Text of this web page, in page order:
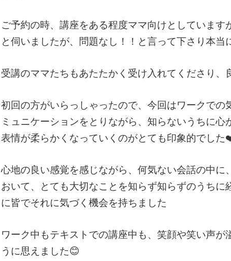
ご予約の時、講座をある程度ママ向けとしています
と伺いましたが、問題なし！！と言って下さり本当
受講のママたちもあたたかく受け入れてくださり、
初回の方がいらっしゃったので、今回はワークでの
ミュニケーションをとりながら、知らないうちに
表情が柔らかくなっていくのがとても印象的でし
心地の良い感覚を感じながら、何気ない会話の中に
おいて、とても大切なことを知らず知らずのうちに
に皆でそれに気づく機会を持ちました
ワーク中もテキストでの講座中も、笑顔や笑い声が
うに思えました😊